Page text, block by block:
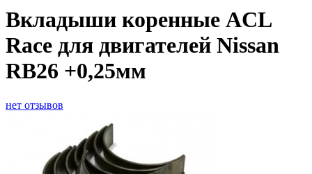
Вкладыши коренные ACL
Race для двигателей Nissan
RB26 +0,25мм
нет отзывов